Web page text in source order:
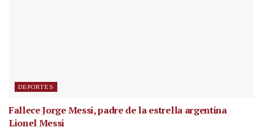
DEPORTES
Fallece Jorge Messi, padre de la estrella argentina
Lionel Messi